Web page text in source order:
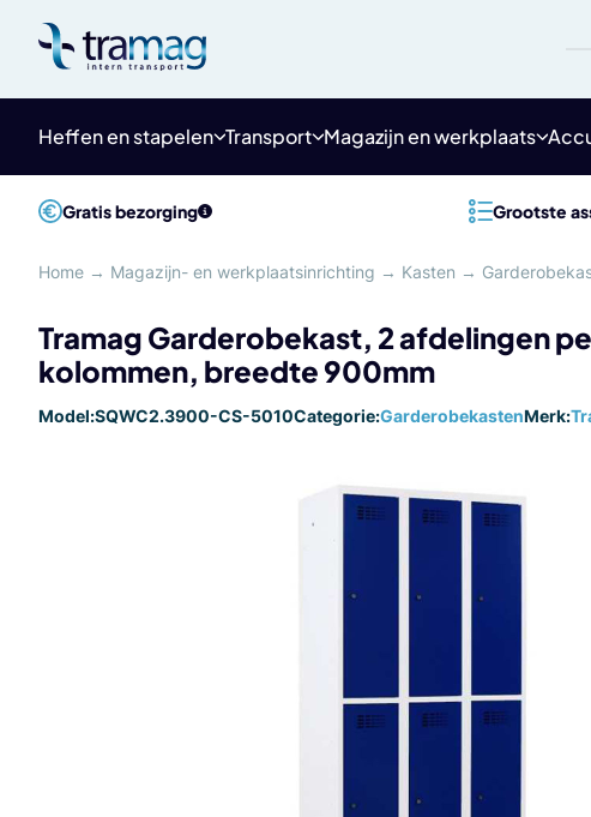
content
Heffen en stapelen Transport Magazijn en werkplaats
Gratis bezorging Grootste
Home → Magazijn- en werkplaatsinrichting → Kasten →
Tramag Garderobekast, 2 afdelingen
kolommen, breedte 900mm
Model:SQWC2.3900-CS-5010Categorie:GarderobekastenMerk: